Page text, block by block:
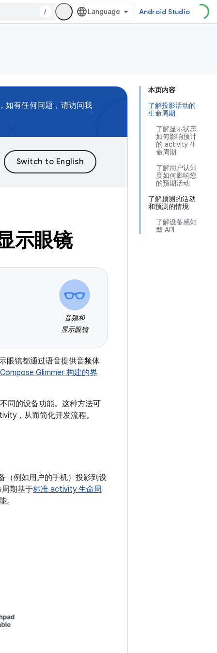
/ Android Studio
本页内容
了解投影活动的
生命周期
了解显示状态
如何影响预计
的 activity 生
命周期
了解用户认知
度如何影响您
的预期活动
了解预测的活动
和预测的情境
了解设备感知
型 API
如有任何问题，请访问我
示眼镜
音频和
显示眼镜
眼镜都通过语音提供音频体
Glimmer 构建的界
同的设备功能。这种方法可
，从而简化开发流程。
（例如用户的手机）投影到设
期基于标准 activity 生命周
。